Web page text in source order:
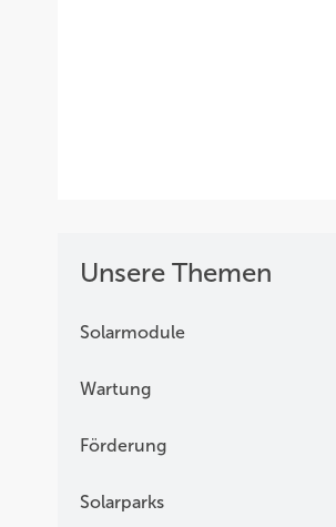
Unsere Themen
Solarmodule
Wartung
Förderung
Solarparks